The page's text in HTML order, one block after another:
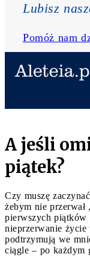
Lubisz
Pomóż nam
A jeśli
piątek?
Czy muszę
żebym nie przerwał
pierwszych piątków
nieprzerwanie
podtrzymują we
ciągle – po każdym